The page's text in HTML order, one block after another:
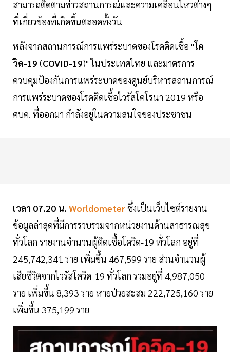
สามารถติดตามข่าวสถานการณ์และความเคลื่อนไหวต่างๆ
ที่เกี่ยวข้องที่เกิดขึ้นตลอดทั้งวัน
หลังจากสถานการณ์การแพร่ระบาดของโรคติดเชื้อ "โค
วิด-19 (COVID-19)" ในประเทศไทย และมาตรการ
ควบคุมป้องกันการแพร่ระบาดของศูนย์บริหารสถานการณ์
การแพร่ระบาดของโรคติดเชื้อไวรัสโคโรนา 2019 หรือ
ศบค. ที่ออกมา กำลังอยู่ในความสนใจของประชาชน
เวลา 07.20 น. Worldometerซึ่งเป็นเว็บไซต์รายงาน
ข้อมูลล่าสุดที่มีการรวบรวมจากหน่วยงานด้านสาธารณสุข
ทั่วโลก รายงานจำนวนผู้ติดเชื้อโควิด-19 ทั่วโลก อยู่ที่
245,742,341 ราย เพิ่มขึ้น 467,599 ราย ส่วนจำนวนผู้
เสียชีวิตจากไวรัสโควิด-19 ทั่วโลก รวมอยู่ที่ 4,987,050
ราย เพิ่มขึ้น 8,393 ราย หายป่วยสะสม 222,725,160 ราย
เพิ่มขึ้น 375,199 ราย